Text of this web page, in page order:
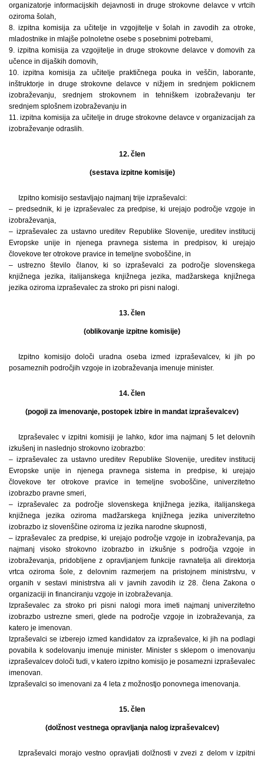
organizatorje informacijskih dejavnosti in druge strokovne delavce v vrtcih
oziroma šolah,
8. izpitna komisija za učitelje in vzgojitelje v šolah in zavodih za otroke,
mladostnike in mlajše polnoletne osebe s posebnimi potrebami,
9. izpitna komisija za vzgojitelje in druge strokovne delavce v domovih za
učence in dijaških domovih,
10. izpitna komisija za učitelje praktičnega pouka in veščin, laborante,
inštruktorje in druge strokovne delavce v nižjem in srednjem poklicnem
izobraževanju, srednjem strokovnem in tehniškem izobraževanju ter
srednjem splošnem izobraževanju in
11. izpitna komisija za učitelje in druge strokovne delavce v organizacijah za
izobraževanje odraslih.
12. člen
(sestava izpitne komisije)
Izpitno komisijo sestavljajo najmanj trije izpraševalci:
– predsednik, ki je izpraševalec za predpise, ki urejajo področje vzgoje in
izobraževanja,
– izpraševalec za ustavno ureditev Republike Slovenije, ureditev institucij
Evropske unije in njenega pravnega sistema in predpisov, ki urejajo
človekove ter otrokove pravice in temeljne svoboščine, in
– ustrezno število članov, ki so izpraševalci za področje slovenskega
knjižnega jezika, italijanskega knjižnega jezika, madžarskega knjižnega
jezika oziroma izpraševalec za stroko pri pisni nalogi.
13. člen
(oblikovanje izpitne komisije)
Izpitno komisijo določi uradna oseba izmed izpraševalcev, ki jih po
posameznih področjih vzgoje in izobraževanja imenuje minister.
14. člen
(pogoji za imenovanje, postopek izbire in mandat izpraševalcev)
Izpraševalec v izpitni komisiji je lahko, kdor ima najmanj 5 let delovnih
izkušenj in naslednjo strokovno izobrazbo:
– izpraševalec za ustavno ureditev Republike Slovenije, ureditev institucij
Evropske unije in njenega pravnega sistema in predpise, ki urejajo
človekove ter otrokove pravice in temeljne svoboščine, univerzitetno
izobrazbo pravne smeri,
– izpraševalec za področje slovenskega knjižnega jezika, italijanskega
knjižnega jezika oziroma madžarskega knjižnega jezika univerzitetno
izobrazbo iz slovenščine oziroma iz jezika narodne skupnosti,
– izpraševalec za predpise, ki urejajo področje vzgoje in izobraževanja, pa
najmanj visoko strokovno izobrazbo in izkušnje s področja vzgoje in
izobraževanja, pridobljene z opravljanjem funkcije ravnatelja ali direktorja
vrtca oziroma šole, z delovnim razmerjem na pristojnem ministrstvu, v
organih v sestavi ministrstva ali v javnih zavodih iz 28. člena Zakona o
organizaciji in financiranju vzgoje in izobraževanja.
Izpraševalec za stroko pri pisni nalogi mora imeti najmanj univerzitetno
izobrazbo ustrezne smeri, glede na področje vzgoje in izobraževanja, za
katero je imenovan.
Izpraševalci se izberejo izmed kandidatov za izpraševalce, ki jih na podlagi
povabila k sodelovanju imenuje minister. Minister s sklepom o imenovanju
izpraševalcev določi tudi, v katero izpitno komisijo je posamezni izpraševalec
imenovan.
Izpraševalci so imenovani za 4 leta z možnostjo ponovnega imenovanja.
15. člen
(dolžnost vestnega opravljanja nalog izpraševalcev)
Izpraševalci morajo vestno opravljati dolžnosti v zvezi z delom v izpitni